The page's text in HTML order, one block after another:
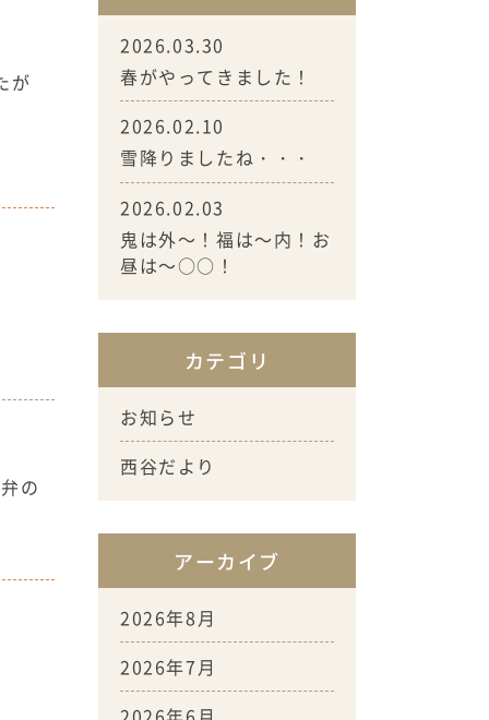
が
の
2026.03.30
春がやってきました！
2026.02.10
雪降りましたね・・・
2026.02.03
鬼は外～！福は～内！お
昼は～○○！
カテゴリ
お知らせ
西谷だより
アーカイブ
2026年8月
2026年7月